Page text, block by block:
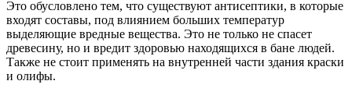
Это обусловлено тем, что существуют антисептики, в которые
входят составы, под влиянием больших температур
выделяющие вредные вещества. Это не только не спасет
древесину, но и вредит здоровью находящихся в бане людей.
Также не стоит применять на внутренней части здания краски
и олифы.